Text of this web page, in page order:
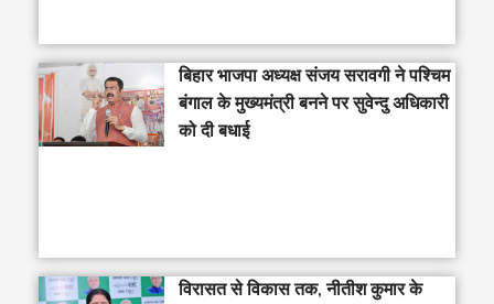
‎बिहार भाजपा अध्यक्ष संजय सरावगी ने पश्चिम
बंगाल के मुख्यमंत्री बनने पर सुवेन्दु अधिकारी
को दी बधाई
विरासत से विकास तक, नीतीश कुमार के